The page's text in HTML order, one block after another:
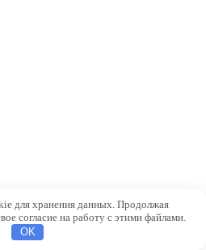
для хранения данных. Продолжая
согласие на работу с этими файлами.
OK